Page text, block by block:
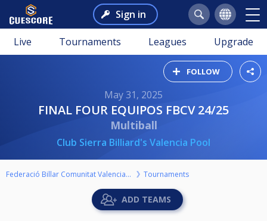
Sign in
Live Tournaments Leagues Upgrade
FOLLOW
May 31, 2025
FINAL FOUR EQUIPOS FBCV 24/25
Multiball
Club Sierra Billiard's Valencia Pool
Federació Billar Comunitat Valenciana Tournaments
ADD TEAMS